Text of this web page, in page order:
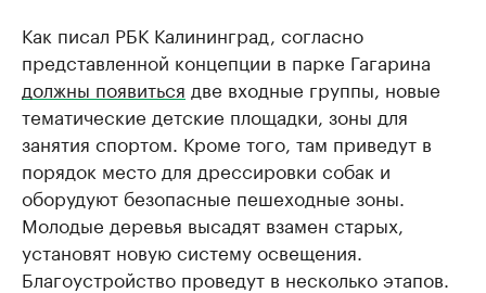
Как писал РБК Калининград, согласно
представленной концепции в парке Гагарина
должны появиться две входные группы, новые
тематические детские площадки, зоны для
занятия спортом. Кроме того, там приведут в
порядок место для дрессировки собак и
оборудуют безопасные пешеходные зоны.
Молодые деревья высадят взамен старых,
установят новую систему освещения.
Благоустройство проведут в несколько этапов.